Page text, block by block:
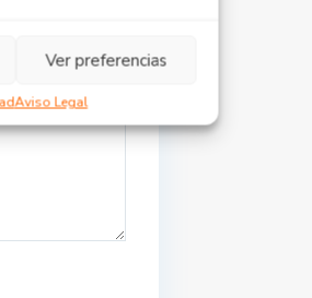
Ver preferencias
Aviso Legal